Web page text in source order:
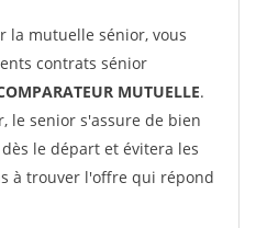
la mutuelle sénior, vous
contrats sénior
MUTUELLE.
le senior s'assure de bien
dès le départ et évitera les
à trouver l'offre qui répond